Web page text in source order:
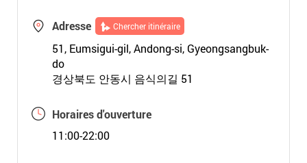
Adresse Chercher itinéraire
51, Eumsigui-gil, Andong-si, Gyeongsangbuk-
do
경상북도 안동시 음식의길 51
Horaires d'ouverture
11:00-22:00